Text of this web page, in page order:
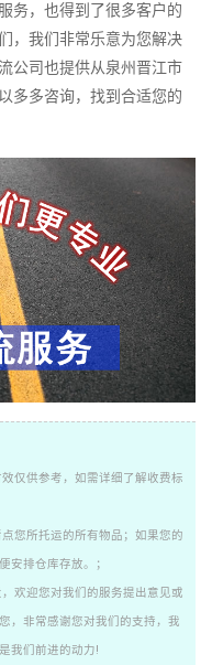
务，也得到了很多客户的
，我们非常乐意为您解决
公司也提供从泉州晋江市
多多咨询，找到合适您的
仅供参考，如需详细了解收费标
您所托运的所有物品；如果您的
安排仓库存放。；
欢迎您对我们的服务提出意见或
，非常感谢您对我们的支持，我
我们前进的动力!